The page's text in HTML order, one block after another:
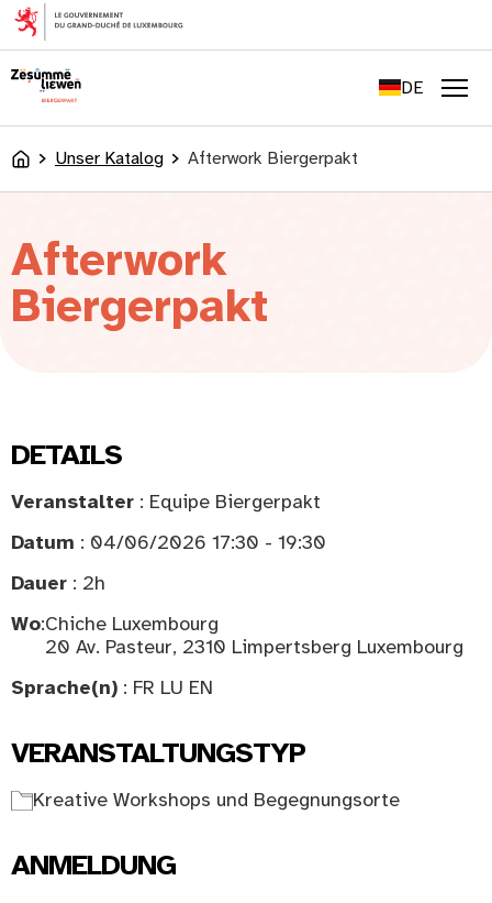
springen
DE
LU
AccueilUnser Katalog Afterwork Biergerpakt
Afterwork
Biergerpakt
DETAILS
Veranstalter : Equipe Biergerpakt
Datum : 04/06/2026 17:30 - 19:30
Dauer : 2h
Wo:Chiche Luxembourg
20 Av. Pasteur, 2310 Limpertsberg Luxembourg
Sprache(n) : FR LU EN
VERANSTALTUNGSTYP
Kreative Workshops und Begegnungsorte
ANMELDUNG